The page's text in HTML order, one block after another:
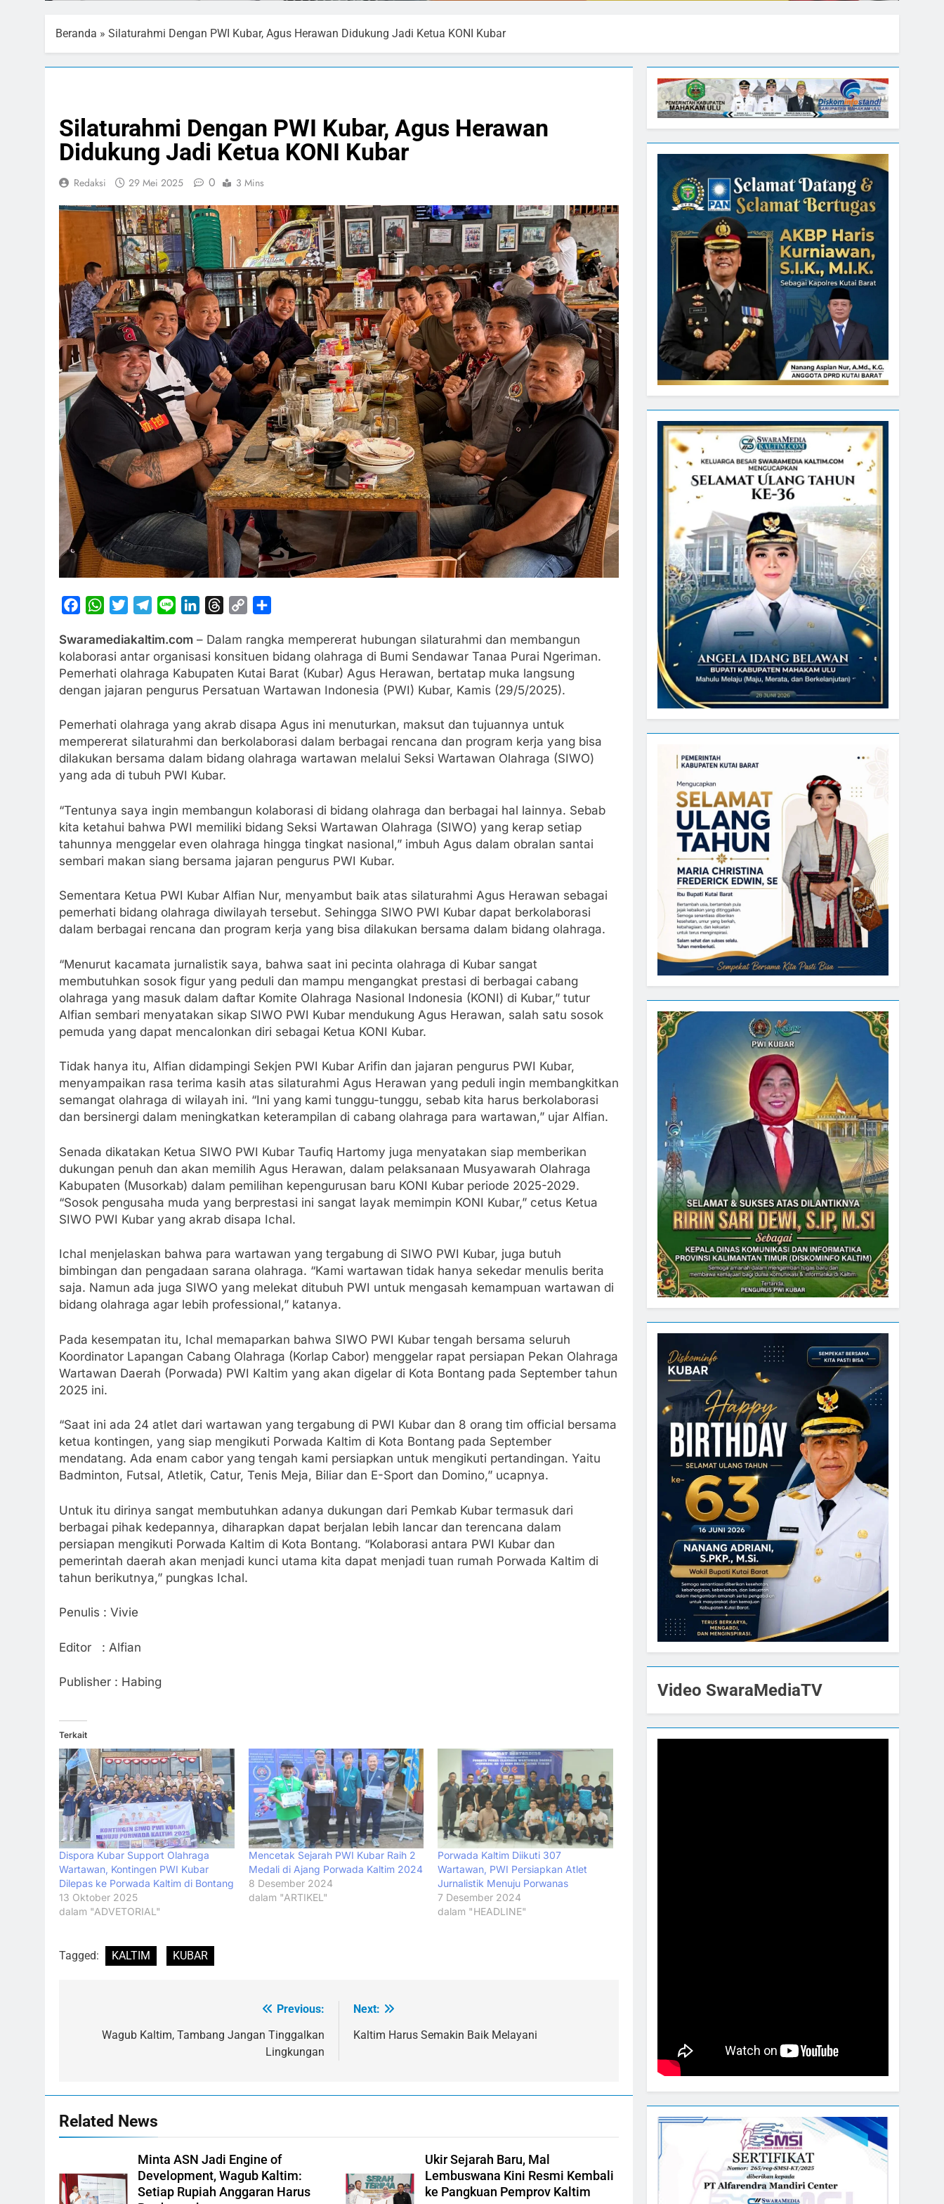
Beranda » Silaturahmi Dengan PWI Kubar, Agus Herawan Didukung Jadi Ketua KONI Kubar
Silaturahmi Dengan PWI Kubar, Agus Herawan
Didukung Jadi Ketua KONI Kubar
Redaksi 29 Mei 2025 0 3 Mins
FacebookWhatsApp
TwitterTelegram
Line LinkedInThreads
Copy
Swaramediakaltim.com – Dalam rangka mempererat hubungan silaturahmi dan membangun
kolaborasi antar organisasi konsituen bidang olahraga di Bumi Sendawar Tanaa Purai Ngeriman.
Pemerhati olahraga Kabupaten Kutai Barat (Kubar) Agus Herawan, bertatap muka langsung
dengan jajaran pengurus Persatuan Wartawan Indonesia (PWI) Kubar, Kamis (29/5/2025).
Pemerhati olahraga yang akrab disapa Agus ini menuturkan, maksut dan tujuannya untuk
mempererat silaturahmi dan berkolaborasi dalam berbagai rencana dan program kerja yang bisa
dilakukan bersama dalam bidang olahraga wartawan melalui Seksi Wartawan Olahraga (SIWO)
yang ada di tubuh PWI Kubar.
“Tentunya saya ingin membangun kolaborasi di bidang olahraga dan berbagai hal lainnya. Sebab
kita ketahui bahwa PWI memiliki bidang Seksi Wartawan Olahraga (SIWO) yang kerap setiap
tahunnya menggelar even olahraga hingga tingkat nasional,” imbuh Agus dalam obralan santai
sembari makan siang bersama jajaran pengurus PWI Kubar.
Sementara Ketua PWI Kubar Alfian Nur, menyambut baik atas silaturahmi Agus Herawan sebagai
pemerhati bidang olahraga diwilayah tersebut. Sehingga SIWO PWI Kubar dapat berkolaborasi
dalam berbagai rencana dan program kerja yang bisa dilakukan bersama dalam bidang olahraga.
“Menurut kacamata jurnalistik saya, bahwa saat ini pecinta olahraga di Kubar sangat
membutuhkan sosok figur yang peduli dan mampu mengangkat prestasi di berbagai cabang
olahraga yang masuk dalam daftar Komite Olahraga Nasional Indonesia (KONI) di Kubar,” tutur
Alfian sembari menyatakan sikap SIWO PWI Kubar mendukung Agus Herawan, salah satu sosok
pemuda yang dapat mencalonkan diri sebagai Ketua KONI Kubar.
Tidak hanya itu, Alfian didampingi Sekjen PWI Kubar Arifin dan jajaran pengurus PWI Kubar,
menyampaikan rasa terima kasih atas silaturahmi Agus Herawan yang peduli ingin membangkitkan
semangat olahraga di wilayah ini. “Ini yang kami tunggu-tunggu, sebab kita harus berkolaborasi
dan bersinergi dalam meningkatkan keterampilan di cabang olahraga para wartawan,” ujar Alfian.
Senada dikatakan Ketua SIWO PWI Kubar Taufiq Hartomy juga menyatakan siap memberikan
dukungan penuh dan akan memilih Agus Herawan, dalam pelaksanaan Musyawarah Olahraga
Kabupaten (Musorkab) dalam pemilihan kepengurusan baru KONI Kubar periode 2025-2029.
“Sosok pengusaha muda yang berprestasi ini sangat layak memimpin KONI Kubar,” cetus Ketua
SIWO PWI Kubar yang akrab disapa Ichal.
Ichal menjelaskan bahwa para wartawan yang tergabung di SIWO PWI Kubar, juga butuh
bimbingan dan pengadaan sarana olahraga. “Kami wartawan tidak hanya sekedar menulis berita
saja. Namun ada juga SIWO yang melekat ditubuh PWI untuk mengasah kemampuan wartawan di
bidang olahraga agar lebih professional,” katanya.
Pada kesempatan itu, Ichal memaparkan bahwa SIWO PWI Kubar tengah bersama seluruh
Koordinator Lapangan Cabang Olahraga (Korlap Cabor) menggelar rapat persiapan Pekan Olahraga
Wartawan Daerah (Porwada) PWI Kaltim yang akan digelar di Kota Bontang pada September tahun
2025 ini.
“Saat ini ada 24 atlet dari wartawan yang tergabung di PWI Kubar dan 8 orang tim official bersama
ketua kontingen, yang siap mengikuti Porwada Kaltim di Kota Bontang pada September
mendatang. Ada enam cabor yang tengah kami persiapkan untuk mengikuti pertandingan. Yaitu
Badminton, Futsal, Atletik, Catur, Tenis Meja, Biliar dan E-Sport dan Domino,” ucapnya.
Untuk itu dirinya sangat membutuhkan adanya dukungan dari Pemkab Kubar termasuk dari
berbagai pihak kedepannya, diharapkan dapat berjalan lebih lancar dan terencana dalam
persiapan mengikuti Porwada Kaltim di Kota Bontang. “Kolaborasi antara PWI Kubar dan
pemerintah daerah akan menjadi kunci utama kita dapat menjadi tuan rumah Porwada Kaltim di
tahun berikutnya,” pungkas Ichal.
Penulis : Vivie
Editor : Alfian
Publisher : Habing
Terkait
Dispora Kubar Support Olahraga
Wartawan, Kontingen PWI Kubar
Dilepas ke Porwada Kaltim di Bontang
13 Oktober 2025
dalam "ADVETORIAL"
Mencetak Sejarah PWI Kubar Raih 2
Medali di Ajang Porwada Kaltim 2024
8 Desember 2024
dalam "ARTIKEL"
Porwada Kaltim Diikuti 307
Wartawan, PWI Persiapkan Atlet
Jurnalistik Menuju Porwanas
7 Desember 2024
dalam "HEADLINE"
Tagged: KALTIM KUBAR
Previous:
Wagub Kaltim, Tambang Jangan Tinggalkan
Lingkungan
Next:
Kaltim Harus Semakin Baik Melayani
Related News
Minta ASN Jadi Engine of
Development, Wagub Kaltim:
Setiap Rupiah Anggaran Harus
Ukir Sejarah Baru, Mal
Lembuswana Kini Resmi Kembali
ke Pangkuan Pemprov Kaltim
Video SwaraMediaTV